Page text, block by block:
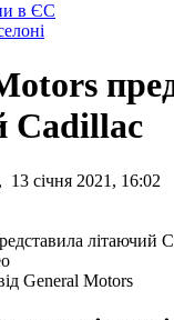
в ЄС
Cadillac
січня 2021, 16:02
General Motors